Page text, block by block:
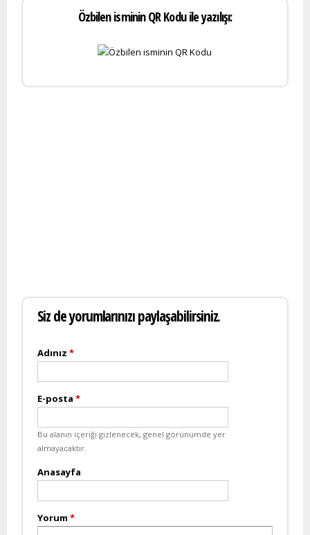
Özbilen isminin QR Kodu ile yazılışı:
Siz de yorumlarınızı paylaşabilirsiniz.
Adınız *
E-posta *
Bu alanın içeriği gizlenecek, genel görünümde yer
almayacaktır.
Anasayfa
Yorum *